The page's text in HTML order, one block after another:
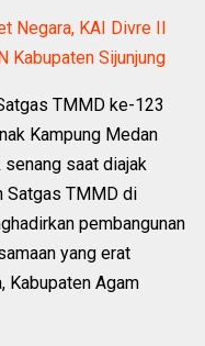
Negara, KAI Divre II
Kabupaten Sijunjung
TMMD ke-123
Kampung Medan
saat diajak
Satgas TMMD di
pembangunan
yang erat
Kabupaten Agam